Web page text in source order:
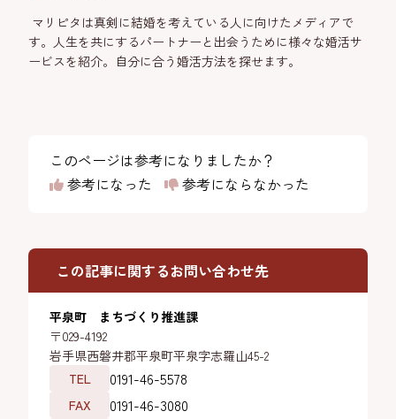
マリピタは真剣に結婚を考えている人に向けたメディアで
す。人生を共にするパートナーと出会うために様々な婚活サ
ービスを紹介。自分に合う婚活方法を探せます。
このページは参考になりましたか？
参考になった
参考にならなかった
この記事に関するお問い合わせ先
平泉町 まちづくり推進課
〒029-4192
岩手県西磐井郡平泉町平泉字志羅山45-2
TEL
0191-46-5578
FAX 0191-46-3080